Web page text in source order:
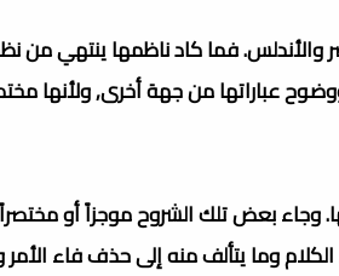
والأندلس. فما كاد ناظمها ينتهي من
عباراتها من جهة أخرى, ولأنها
وجاء بعض تلك الشروح موجزاً أو
وما يتألف منه إلى حذف فاء الأمر